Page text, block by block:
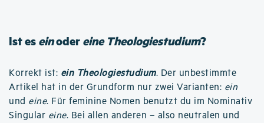
Ist eseinodereine Theologiestudium?
Korrekt ist: ein Theologiestudium. Der unbestimmte
Artikel hat in der Grundform nur zwei Varianten: ein
und eine. Für feminine Nomen benutzt du im Nominativ
Singular eine. Bei allen anderen – also neutralen und